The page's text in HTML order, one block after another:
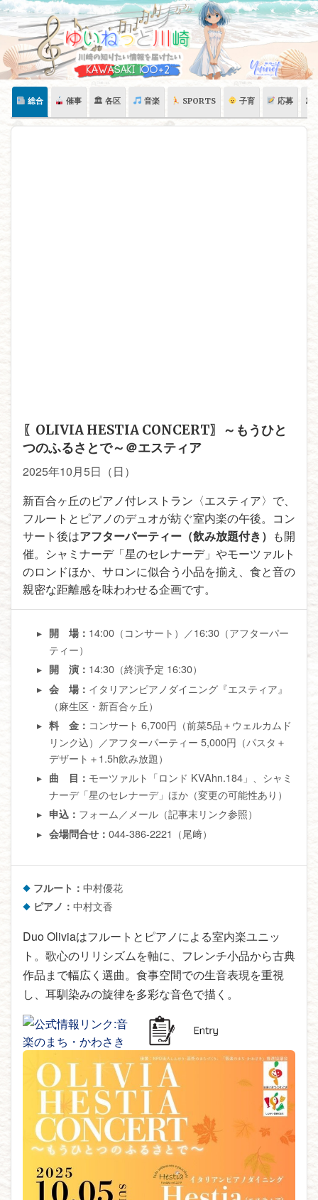
Skip
content
総合 催事 🏛 各区 音楽 SPORTS 子育 応募 🏛
〖OLIVIA HESTIA CONCERT〗～もうひと
つのふるさとで～＠エスティア
2025年10月5日（日）
新百合ヶ丘のピアノ付レストラン〈エスティア〉で、
フルートとピアノのデュオが紡ぐ室内楽の午後。コン
サート後はアフターパーティー（飲み放題付き） も開
催。シャミナーデ「星のセレナーデ」やモーツァルト
のロンドほか、サロンに似合う小品を揃え、食と音の
親密な距離感を味わわせる企画です。
開 場： 14:00（コンサート）／16:30（アフターパー
ティー）
開 演： 14:30（終演予定 16:30）
会 場： イタリアンピアノダイニング『エスティア』
（麻生区・新百合ヶ丘）
料 金： コンサート 6,700円（前菜5品＋ウェルカムド
リンク込）／アフターパーティー 5,000円（パスタ＋
デザート＋1.5h飲み放題）
曲 目： モーツァルト「ロンド KVAhn.184」、シャミ
ナーデ「星のセレナーデ」ほか（変更の可能性あり）
申込： フォーム／メール（記事末リンク参照）
会場問合せ：044-386-2221（尾﨑）
フルート：中村優花
ピアノ：中村文香
Duo Oliviaはフルートとピアノによる室内楽ユニッ
ト。歌心のリリシズムを軸に、フレンチ小品から古典
作品まで幅広く選曲。食事空間での生音表現を重視
し、耳馴染みの旋律を多彩な音色で描く。